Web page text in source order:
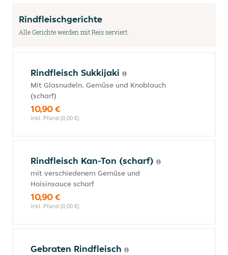
Rindfleischgerichte
Alle Gerichte werden mit Reis serviert.
Rindfleisch Sukkijaki
Mit Glasnudeln, Gemüse und Knoblauch
(scharf)
10,90 €
inkl. Pfand (0,00 €)
Rindfleisch Kan-Ton (scharf)
mit verschiedenem Gemüse und
Hoisinsauce scharf
10,90 €
inkl. Pfand (0,00 €)
Gebraten Rindfleisch